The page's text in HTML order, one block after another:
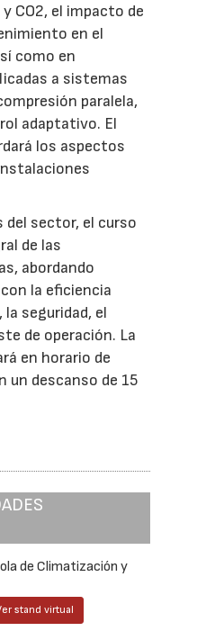
CO2, el impacto de
en el
como en
a sistemas
paralela,
adaptativo. El
los aspectos
del sector, el curso
de las
abordando
la eficiencia
seguridad, el
de operación. La
en horario de
un descanso de 15
de Climatización y
stand virtual